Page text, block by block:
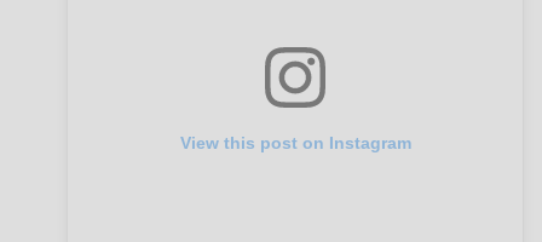
View this post on Instagram